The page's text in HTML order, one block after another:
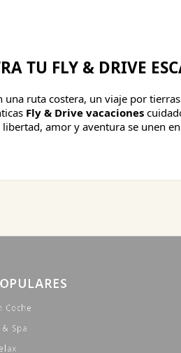
TU FLY & DRIVE
una ruta costera, un viaje por
Fly & Drive vacaciones
amor y aventura se unen
Coche
Spa